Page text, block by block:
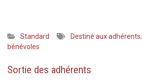
Standard Destiné aux adhérents,
bénévoles
Sortie des adhérents